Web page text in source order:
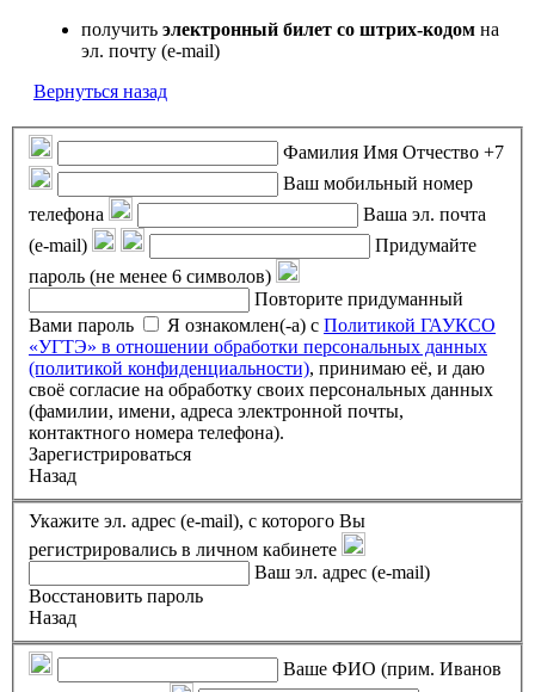
получить электронный билет со штрих-кодом на
эл. почту (e-mail)
Вернуться назад
Фамилия Имя Отчество +7
Ваш мобильный номер
телефона
Ваша эл. почта
(e-mail)
Придумайте
пароль (не менее 6 символов)
Повторите придуманный
Вами пароль
Я ознакомлен(-а) с Политикой ГАУКСО
«УГТЭ» в отношении обработки персональных данных
(политикой конфиденциальности), принимаю её, и даю
своё согласие на обработку своих персональных данных
(фамилии, имени, адреса электронной почты,
контактного номера телефона).
Зарегистрироваться
Назад
Укажите эл. адрес (e-mail), с которого Вы
регистрировались в личном кабинете
Ваш эл. адрес (e-mail)
Восстановить пароль
Назад
Ваше ФИО (прим. Иванов